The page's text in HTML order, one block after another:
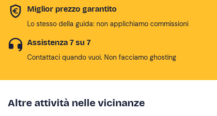
Miglior prezzo garantito
Lo stesso della guida: non applichiamo commissioni
Assistenza 7 su 7
Contattaci quando vuoi. Non facciamo ghosting
Altre attività nelle vicinanze